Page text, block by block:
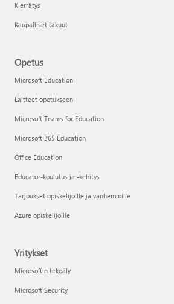
Kierrätys
Kaupalliset takuut
Opetus
Microsoft Education
Laitteet opetukseen
Microsoft Teams for Education
Microsoft 365 Education
Office Education
Educator-koulutus ja -kehitys
Tarjoukset opiskelijoille ja vanhemmille
Azure opiskelijoille
Yritykset
Microsoftin tekoäly
Microsoft Security